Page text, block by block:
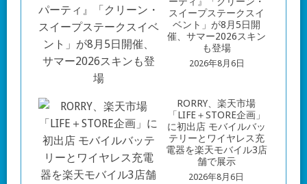
スイープステークスイ
ベント」が8月5日開
催、サマー2026スキン
も登場
2026年8月6日
RORRY、楽天市場
「LIFE＋STORE企画」
に初出店 モバイルバッ
テリーとワイヤレス充
電器を楽天モバイル3店
舗で展示
2026年8月6日